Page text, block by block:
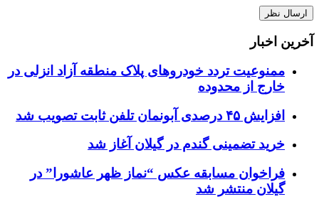
آخرین اخبار
ممنوعیت تردد خودروهای پلاک منطقه آزاد انزلی در
خارج از محدوده
افزایش ۴۵ درصدی آبونمان تلفن ثابت تصویب شد
خرید تضمینی گندم در گیلان آغاز شد
فراخوان مسابقه عکس “نماز ظهر عاشورا” در
گیلان منتشر شد